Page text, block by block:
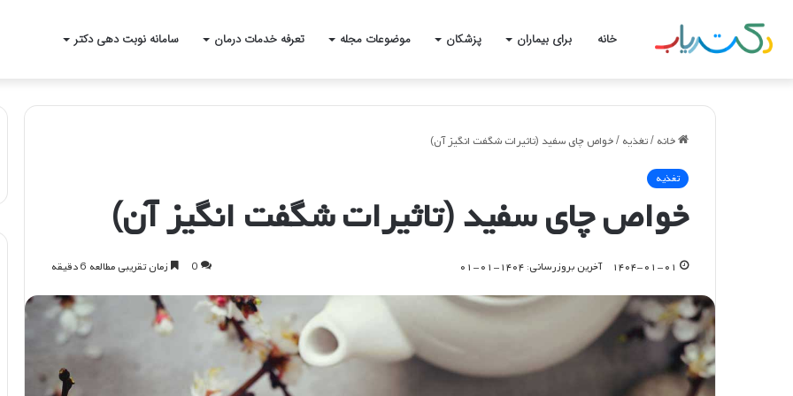
خانه برای بیماران پزشکان موضوعات مجله تعرفه خدمات درمان سامانه نوبت دهی دکتر
خانه /تغذیه /خواص چای سفید (تاثیرات شگفت انگیز آن)
تغذیه
خواص چای سفید (تاثیرات شگفت انگیز آن)
۱۴۰۴-۰۱-۰۱ آخرین بروزرسانی: ۱۴۰۴-۰۱-۰۱ 0 زمان تقریبی مطالعه 6 دقیقه